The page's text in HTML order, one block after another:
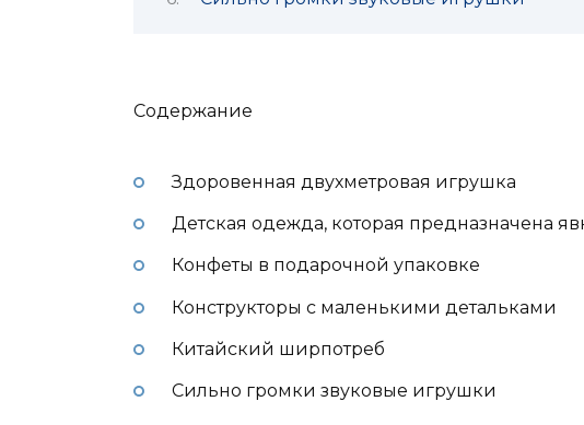
Содержание
Здоровенная двухметровая игрушка
Детская одежда, которая предназначена
Конфеты в подарочной упаковке
Конструкторы с маленькими детальками
Китайский ширпотреб
Сильно громки звуковые игрушки